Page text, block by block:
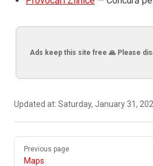
Ads keep this site free 🙏 Please
Updated at: Saturday, January 31,
Pager
Previous page
Maps